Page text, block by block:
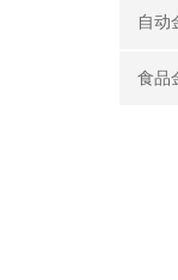
自动
食品